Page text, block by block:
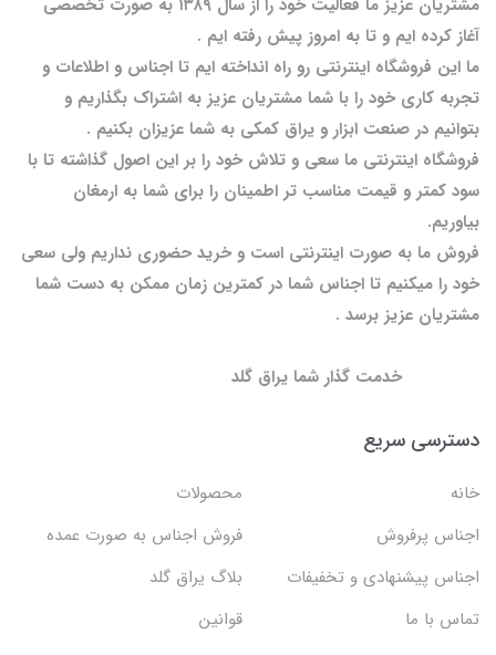
مشتریان عزیز ما فعالیت خود را از سال ۱۳۸۹ به صورت تخصصی
آغاز کرده ایم و تا به امروز پیش رفته ایم .
ما این فروشگاه اینترنتی رو راه انداخته ایم تا اجناس و اطلاعات و
تجربه کاری خود را با شما مشتریان عزیز به اشتراک بگذاریم و
بتوانیم در صنعت ابزار و یراق کمکی به شما عزیزان بکنیم .
فروشگاه اینترنتی ما سعی و تلاش خود را بر این اصول گذاشته تا با
سود کمتر و قیمت مناسب تر اطمینان را برای شما به ارمغان
بیاوریم.
فروش ما به صورت اینترنتی است و خرید حضوری نداریم ولی سعی
خود را میکنیم تا اجناس شما در کمترین زمان ممکن به دست شما
مشتریان عزیز برسد .
خدمت گذار شما یراق گلد
دسترسی سریع
خانه
محصولات
اجناس پرفروش
فروش اجناس به صورت عمده
اجناس پیشنهادی و تخفیفات
بلاگ یراق گلد
تماس با ما
قوانین